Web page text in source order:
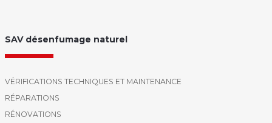
SAV désenfumage naturel
VÉRIFICATIONS TECHNIQUES ET MAINTENANCE
RÉPARATIONS
RÉNOVATIONS